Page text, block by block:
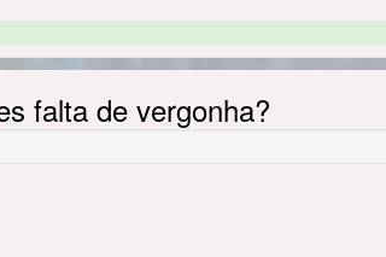
falta de vergonha?